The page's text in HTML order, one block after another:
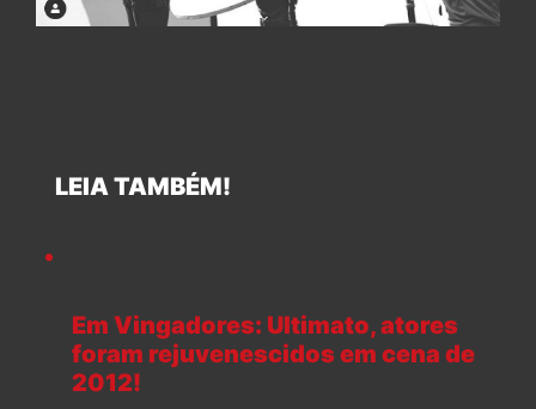
LEIA TAMBÉM!
Em Vingadores: Ultimato, atores
foram rejuvenescidos em cena de
2012!